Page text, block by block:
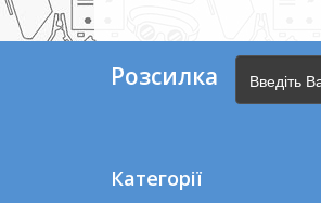
Розсилка
Категорії